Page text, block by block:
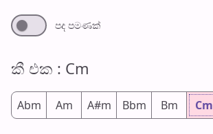
පද පමණ​ක්
කී එ​ක : Cm
Abm Am A#m Bbm Bm Cm